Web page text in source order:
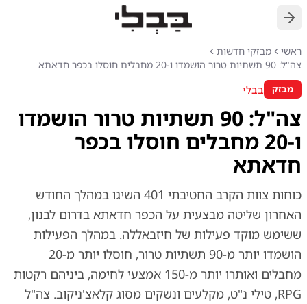
חזרה
ראשי
מבזקי חדשות
צה"ל: 90 תשתיות טרור הושמדו ו-20 מחבלים חוסלו בכפר חדאתא
מבזק בבלי
צה"ל: 90 תשתיות טרור הושמדו
ו-20 מחבלים חוסלו בכפר
חדאתא
כוחות צוות הקרב החטיבתי 401 השיגו במהלך החודש
האחרון שליטה מבצעית על הכפר חדאתא בדרום לבנון,
ששימש מוקד פעילות של חיזבאללה. במהלך הפעילות
הושמדו יותר מ-90 תשתיות טרור, חוסלו יותר מ-20
מחבלים ואותרו יותר מ-150 אמצעי לחימה, ביניהם רקטות
RPG, טילי נ"ט, מקלעים ונשקים מסוג קלאצ'ניקוב. צה"ל